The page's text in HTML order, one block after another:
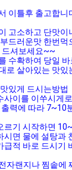
이틀후 출고합니
고소하고 단맛이
드러운맛 한번먹
드셔보세요~~
수확하여 당일
로 살아있는 맛
있게 드시는방법
사이를 이쑤시게
력에 따라 7~10
르기 시작하면
시면 물에 설탕과
급적 바로 드시기
자랜지나 찜솥에